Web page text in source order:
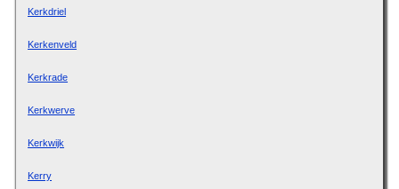
Kerkdriel
Kerkenveld
Kerkrade
Kerkwerve
Kerkwijk
Kerry